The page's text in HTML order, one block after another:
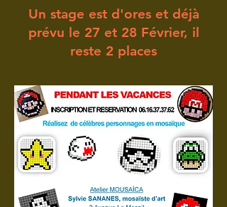
Un stage est d'ores et déjà
prévu le 27 et 28 Février, il
reste 2 places